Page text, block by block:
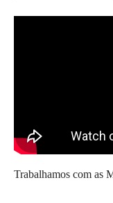
Trabalhamos com as